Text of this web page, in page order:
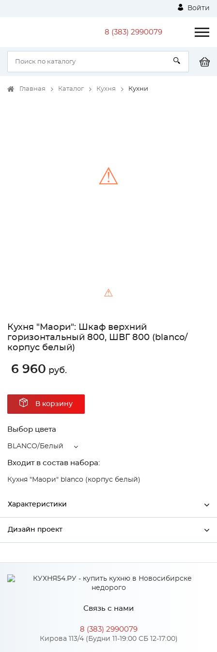
Войти
8 (383) 2990079
Главная Каталог Кухня Кухни
⚠
⚠
Кухня "Маори": Шкаф верхний
горизонтальный 800, ШВГ 800 (blanco/
корпус белый)
6 960 руб.
В корзину
Выбор цвета
BLANCO/Белый
Входит в состав набора:
Кухня "Маори" blanco (корпус белый)
Характеристики
Ширина
Сурская мебель
BLANCO/Белый
МДФ
Дизайн проект
*
Связь с нами
8 (383) 2990079
Кирова 113/4 (Будни 11-19:00 СБ 12-17:00)